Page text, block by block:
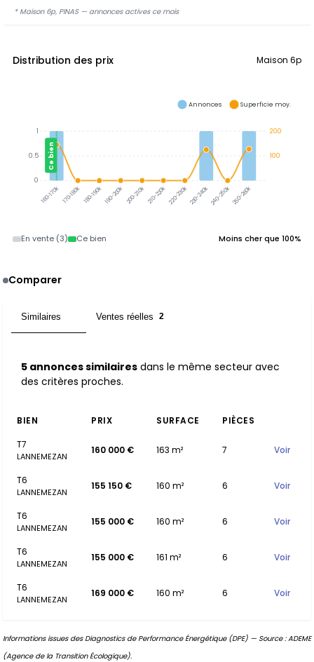
* Maison 6p, PINAS — annonces actives ce mois
Distribution des prix Maison 6p
160-170k170-180k180-190k190-200k 200-210k210-220k220-230k230-240k240-250k250-260k
Ce bien
200
100
1
0.5
0
Annonces Superficie moy.
En vente (3) Ce bien Moins cher que 100%
Comparer
Similaires Ventes réelles 2
5 annonces similaires dans le même secteur avec
des critères proches.
BIEN PRIX SURFACE
PIÈCES
T7
LANNEMEZAN
160 000 € 163 m² 7 Voir
T6
LANNEMEZAN
155 150 € 160 m² 6 Voir
T6
LANNEMEZAN
155 000 € 160 m² 6 Voir
T6
LANNEMEZAN
155 000 € 161 m² 6 Voir
T6
LANNEMEZAN
169 000 € 160 m² 6 Voir
Informations issues des Diagnostics de Performance Énergétique (DPE) — Source : ADEME
(Agence de la Transition Écologique).